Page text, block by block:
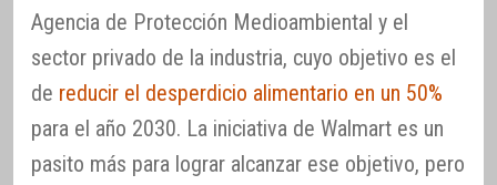
Agencia de Protección Medioambiental y el
sector privado de la industria, cuyo objetivo es el
de reducir el desperdicio alimentario en un 50%
para el año 2030. La iniciativa de Walmart es un
pasito más para lograr alcanzar ese objetivo, pero